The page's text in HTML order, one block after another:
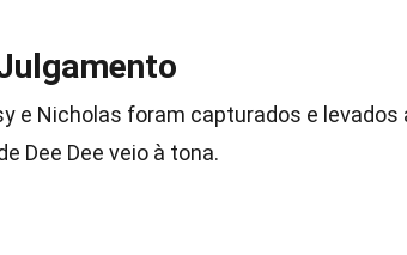
e Nicholas foram capturados e levados
Dee Dee veio à tona.